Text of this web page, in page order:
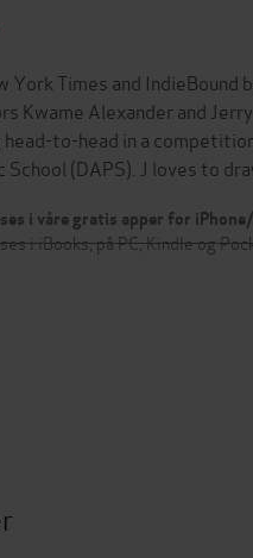
York Times and
Kwame Alexander and
head-to-head in a
School (DAPS). J loves to
i våre gratis apper for
i iBooks, på PC, Kindle og